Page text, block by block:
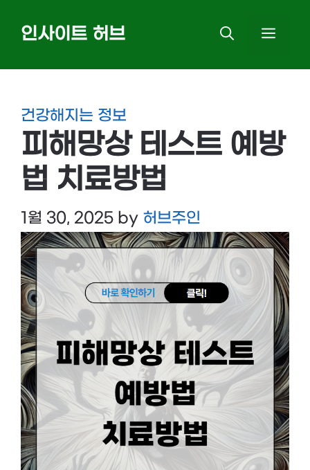
인사이트 허브
건강해지는 정보
피해망상 테스트 예방
법 치료방법
1월 30, 2025 by 허브주인